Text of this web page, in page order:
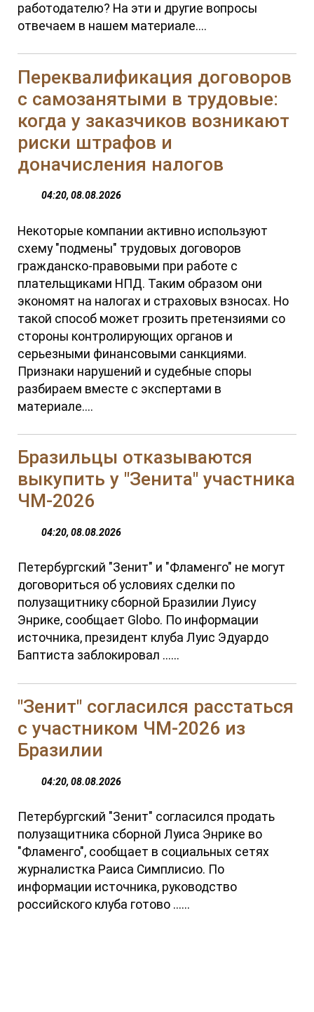
работодателю? На эти и другие вопросы
отвечаем в нашем материале....
Переквалификация договоров
с самозанятыми в трудовые:
когда у заказчиков возникают
риски штрафов и
доначисления налогов
04:20, 08.08.2026
Некоторые компании активно используют
схему "подмены" трудовых договоров
гражданско-правовыми при работе с
плательщиками НПД. Таким образом они
экономят на налогах и страховых взносах. Но
такой способ может грозить претензиями со
стороны контролирующих органов и
серьезными финансовыми санкциями.
Признаки нарушений и судебные споры
разбираем вместе с экспертами в
материале....
Бразильцы отказываются
выкупить у "Зенита" участника
ЧМ-2026
04:20, 08.08.2026
Петербургский "Зенит" и "Фламенго" не могут
договориться об условиях сделки по
полузащитнику сборной Бразилии Луису
Энрике, сообщает Globo. По информации
источника, президент клуба Луис Эдуардо
Баптиста заблокировал ......
"Зенит" согласился расстаться
с участником ЧМ-2026 из
Бразилии
04:20, 08.08.2026
Петербургский "Зенит" согласился продать
полузащитника сборной Луиса Энрике во
"Фламенго", сообщает в социальных сетях
журналистка Раиса Симплисио. По
информации источника, руководство
российского клуба готово ......